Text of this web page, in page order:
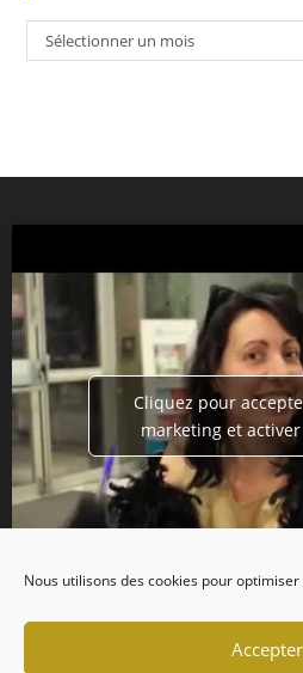
Nous utilisons des cookies pour
Accepter
Sélectionner un mois
Cliquez pour
marketing et